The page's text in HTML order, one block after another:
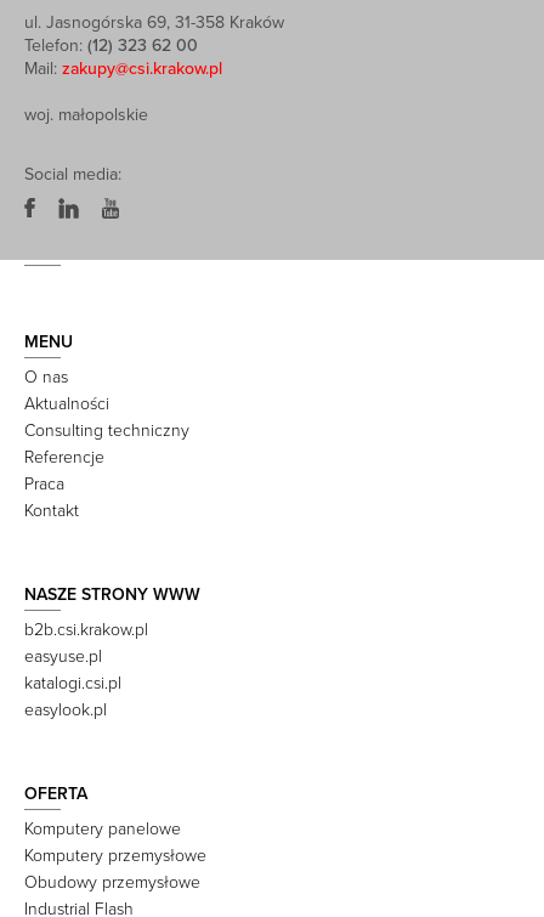
ul. Jasnogórska 69, 31-358 Kraków
Telefon: (12) 323 62 00
Mail: zakupy@csi.krakow.pl
woj. małopolskie
Social media:
MENU
O nas
Aktualności
Consulting techniczny
Referencje
Praca
Kontakt
NASZE STRONY WWW
b2b.csi.krakow.pl
easyuse.pl
katalogi.csi.pl
easylook.pl
OFERTA
Komputery panelowe
Komputery przemysłowe
Obudowy przemysłowe
Industrial Flash